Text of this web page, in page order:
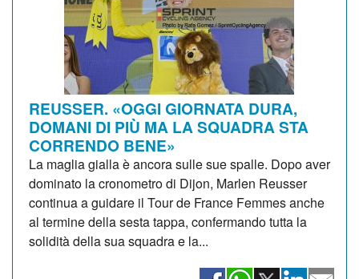
REUSSER. «OGGI GIORNATA DURA,
DOMANI DI PIÙ MA LA SQUADRA STA
CORRENDO BENE»
La maglia gialla è ancora sulle sue spalle. Dopo aver
dominato la cronometro di Dijon, Marlen Reusser
continua a guidare il Tour de France Femmes anche
al termine della sesta tappa, confermando tutta la
solidità della sua squadra e la...